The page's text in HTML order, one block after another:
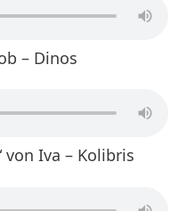
– Dinos
von Iva – Kolibris